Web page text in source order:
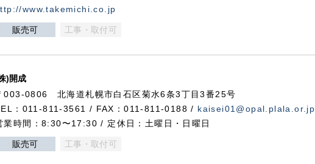
www.takemichi.co.jp
販売可 工事・取付可
)開成
003-0806 北海道札幌市白石区菊水6条3丁目3番25号
：011-811-3561 / FAX：011-811-0188 / kaisei01@opal.plala.or.jp
業時間：8:30〜17:30 / 定休日：土曜日・日曜日
販売可 工事・取付可